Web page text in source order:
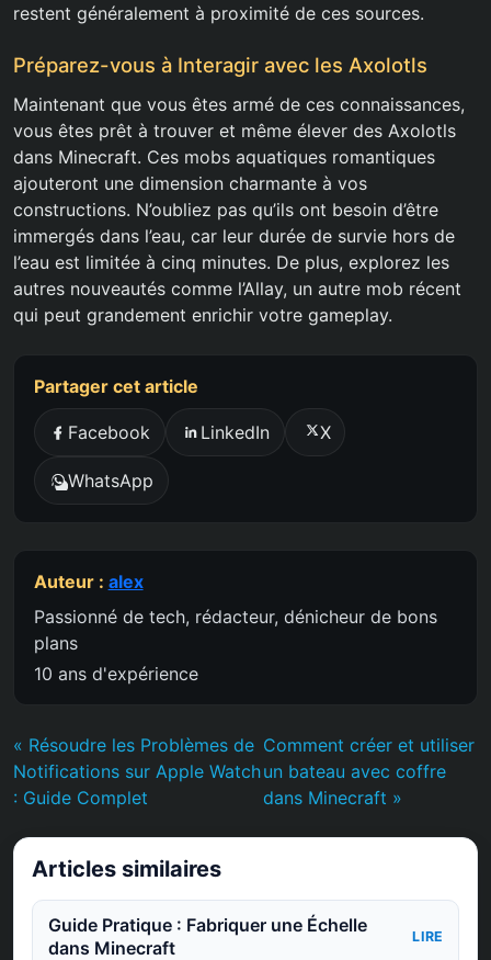
restent généralement à proximité de ces sources.
Préparez-vous à Interagir avec les Axolotls
Maintenant que vous êtes armé de ces connaissances,
vous êtes prêt à trouver et même élever des Axolotls
dans Minecraft. Ces mobs aquatiques romantiques
ajouteront une dimension charmante à vos
constructions. N’oubliez pas qu’ils ont besoin d’être
immergés dans l’eau, car leur durée de survie hors de
l’eau est limitée à cinq minutes. De plus, explorez les
autres nouveautés comme l’Allay, un autre mob récent
qui peut grandement enrichir votre gameplay.
Partager cet article
Facebook LinkedIn X
WhatsApp
Auteur : alex
Passionné de tech, rédacteur, dénicheur de bons
plans
10 ans d'expérience
« Résoudre les Problèmes de
Notifications sur Apple Watch
: Guide Complet
Comment créer et utiliser
un bateau avec coffre
dans Minecraft »
Articles similaires
Guide Pratique : Fabriquer une Échelle
dans Minecraft
LIRE